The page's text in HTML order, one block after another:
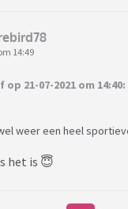
14:49
21-07-2021 om 14:40:
weer een heel
het is 😇